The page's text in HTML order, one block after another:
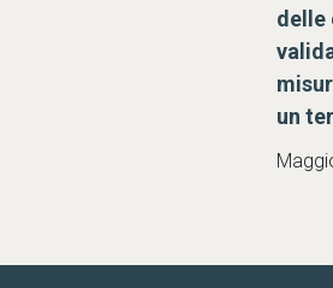
delle
un